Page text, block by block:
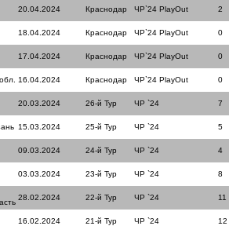
20.04.2024 Краснодар ЧР`24 PlayOut 2
18.04.2024 Краснодар ЧР`24 PlayOut 0
17.04.2024 Краснодар ЧР`24 PlayOut 0
16.04.2024 Краснодар ЧР`24 PlayOut 0
20.03.2024 26-й Тур ЧР `24 7
15.03.2024 25-й Тур ЧР `24 5
09.03.2024 24-й Тур ЧР `24 4
03.03.2024 23-й Тур ЧР `24 8
28.02.2024 22-й Тур ЧР `24 11
16.02.2024 21-й Тур ЧР `24 12